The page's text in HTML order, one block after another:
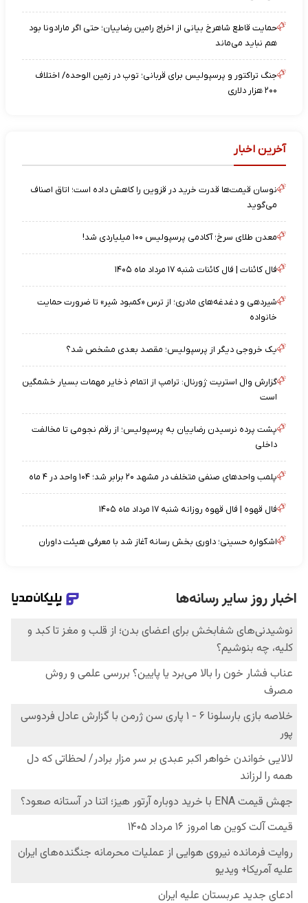
حمایت قاطع شاهرخ بیانی از اخراج رامین رضاییان؛ حتی اگر مارادونا بود
هم نباید می‌ماند
جنگ تراکتور و پرسپولیس برای قربانی؛ توپ در زمین الوحده/ اختلاف
۲۰۰ هزار دلاری
آخرین اخبار
نوسان قیمت‌ها قدرت خرید در قزوین را کاهش داده است؛ اتاق اصناف
می‌گوید
معدن طلای سرخ؛ آکادمی پرسپولیس ۱۰۰ میلیاردی شد!
فال کائنات | فال کائنات شنبه ۱۷ مرداد ماه ۱۴۰۵
شیردهی و دغدغه‌های مادری؛ از ترس «کمبود شیر» تا ضرورت حمایت
خانواده
یک خروجی دیگر از پرسپولیس؛ مقصد بعدی مشخص شد؟
گزارش وال استریت ژورنال: ترامپ از اتمام ذخایر مهمات بسیار خشمگین
است
پشت پرده نرسیدن رضاییان به پرسپولیس؛ از رقم نجومی تا مخالفت
داخلی
پلمب واحدهای صنفی متخلف در مشهد ۲۰ برابر شد؛ ۱۰۴ واحد در ۴ ماه
فال قهوه | فال قهوه روزانه شنبه ۱۷ مرداد ماه ۱۴۰۵
اشکواره حسینی؛ داوری بخش رسانه آغاز شد با معرفی هیئت داوران